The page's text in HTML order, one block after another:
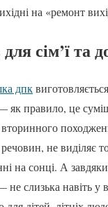
на «ремонт
сім’ї та
дпк
як правило, це
вторинного
не виділяє
на сонці. А
не слизька навіть